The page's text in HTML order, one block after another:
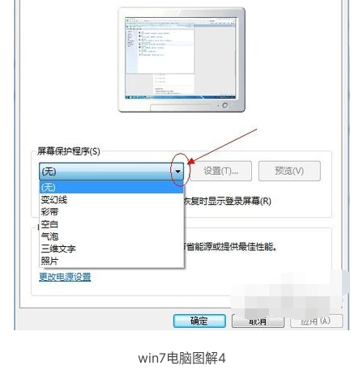
win7电脑图解4